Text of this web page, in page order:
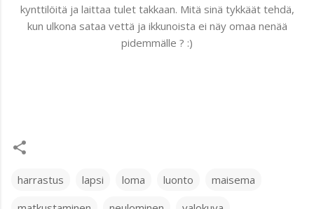
kynttilöitä ja laittaa tulet takkaan. Mitä sinä tykkäät tehdä,
kun ulkona sataa vettä ja ikkunoista ei näy omaa nenää
pidemmälle ? :)
harrastus lapsi loma luonto
maisema